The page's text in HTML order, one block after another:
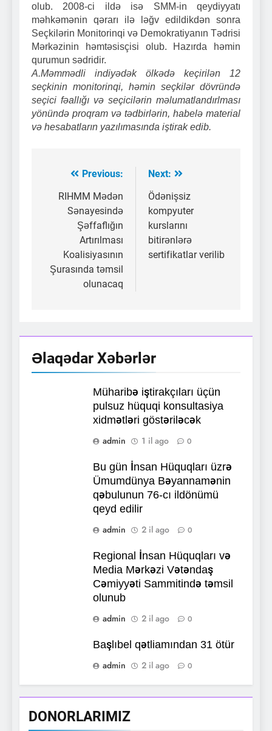
olub. 2008-ci ildə isə SMM-in qeydiyyatı
məhkəmənin qərarı ilə ləğv edildikdən sonra
Seçkilərin Monitorinqi və Demokratiyanın Tədrisi
Mərkəzinin həmtəsisçisi olub. Hazırda həmin
qurumun sədridir.
A.Məmmədli indiyədək ölkədə keçirilən 12
seçkinin monitorinqi, həmin seçkilər dövründə
seçici fəallığı və seçicilərin məlumatlandırlması
yönündə proqram və tədbirlərin, habelə material
və hesabatların yazılımasında iştirak edib.
naviqasiyası
Previous:
RIHMM Mədən
Sənayesində
Şəffaflığın
Artırılması
Koalisiyasının
Şurasında təmsil
olunacaq
Next:
Ödənişsiz
kompyuter
kurslarını
bitirənlərə
sertifikatlar verilib
Əlaqədar Xəbərlər
Müharibə iştirakçıları üçün
pulsuz hüquqi konsultasiya
xidmətləri göstəriləcək
admin
1 il ago 0
Bu gün İnsan Hüquqları üzrə
Ümumdünya Bəyannamənin
qəbulunun 76-cı ildönümü
qeyd edilir
admin
2 il ago 0
Regional İnsan Hüquqları və
Media Mərkəzi Vətəndaş
Cəmiyyəti Sammitində təmsil
olunub
admin
2 il ago 0
Başlıbel qətliamından 31 ötür
admin
2 il ago 0
DONORLARIMIZ